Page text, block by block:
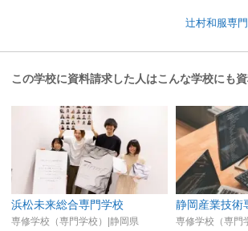
辻村和服専
この学校に資料請求した人はこんな学校にも資
浜松未来総合専門学校
専修学校（専門学校）|静岡県
静岡産業技術
専修学校（専門